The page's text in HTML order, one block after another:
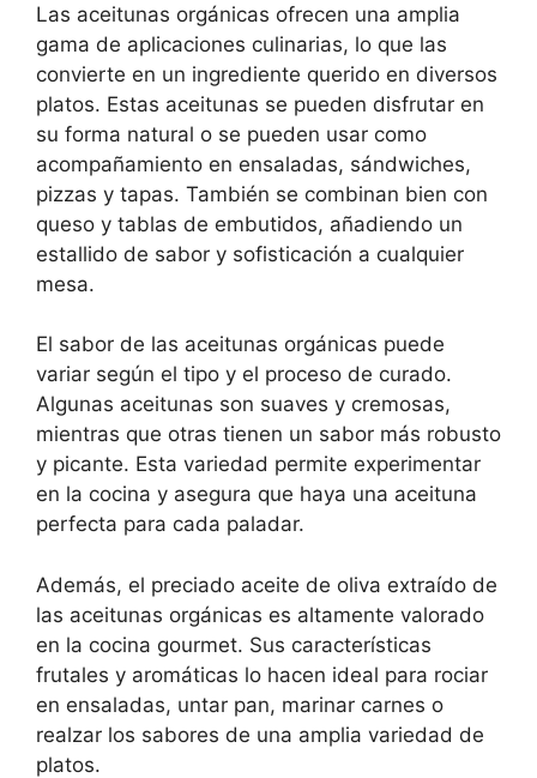
Las aceitunas orgánicas ofrecen una amplia
gama de aplicaciones culinarias, lo que las
convierte en un ingrediente querido en diversos
platos. Estas aceitunas se pueden disfrutar en
su forma natural o se pueden usar como
acompañamiento en ensaladas, sándwiches,
pizzas y tapas. También se combinan bien con
queso y tablas de embutidos, añadiendo un
estallido de sabor y sofisticación a cualquier
mesa.
El sabor de las aceitunas orgánicas puede
variar según el tipo y el proceso de curado.
Algunas aceitunas son suaves y cremosas,
mientras que otras tienen un sabor más robusto
y picante. Esta variedad permite experimentar
en la cocina y asegura que haya una aceituna
perfecta para cada paladar.
Además, el preciado aceite de oliva extraído de
las aceitunas orgánicas es altamente valorado
en la cocina gourmet. Sus características
frutales y aromáticas lo hacen ideal para rociar
en ensaladas, untar pan, marinar carnes o
realzar los sabores de una amplia variedad de
platos.